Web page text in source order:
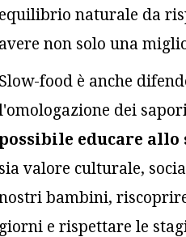
equilibrio naturale da
avere non solo una
Slow-food è anche
dei
possibile educare
sia valore culturale,
bambini,
giorni e rispettare le